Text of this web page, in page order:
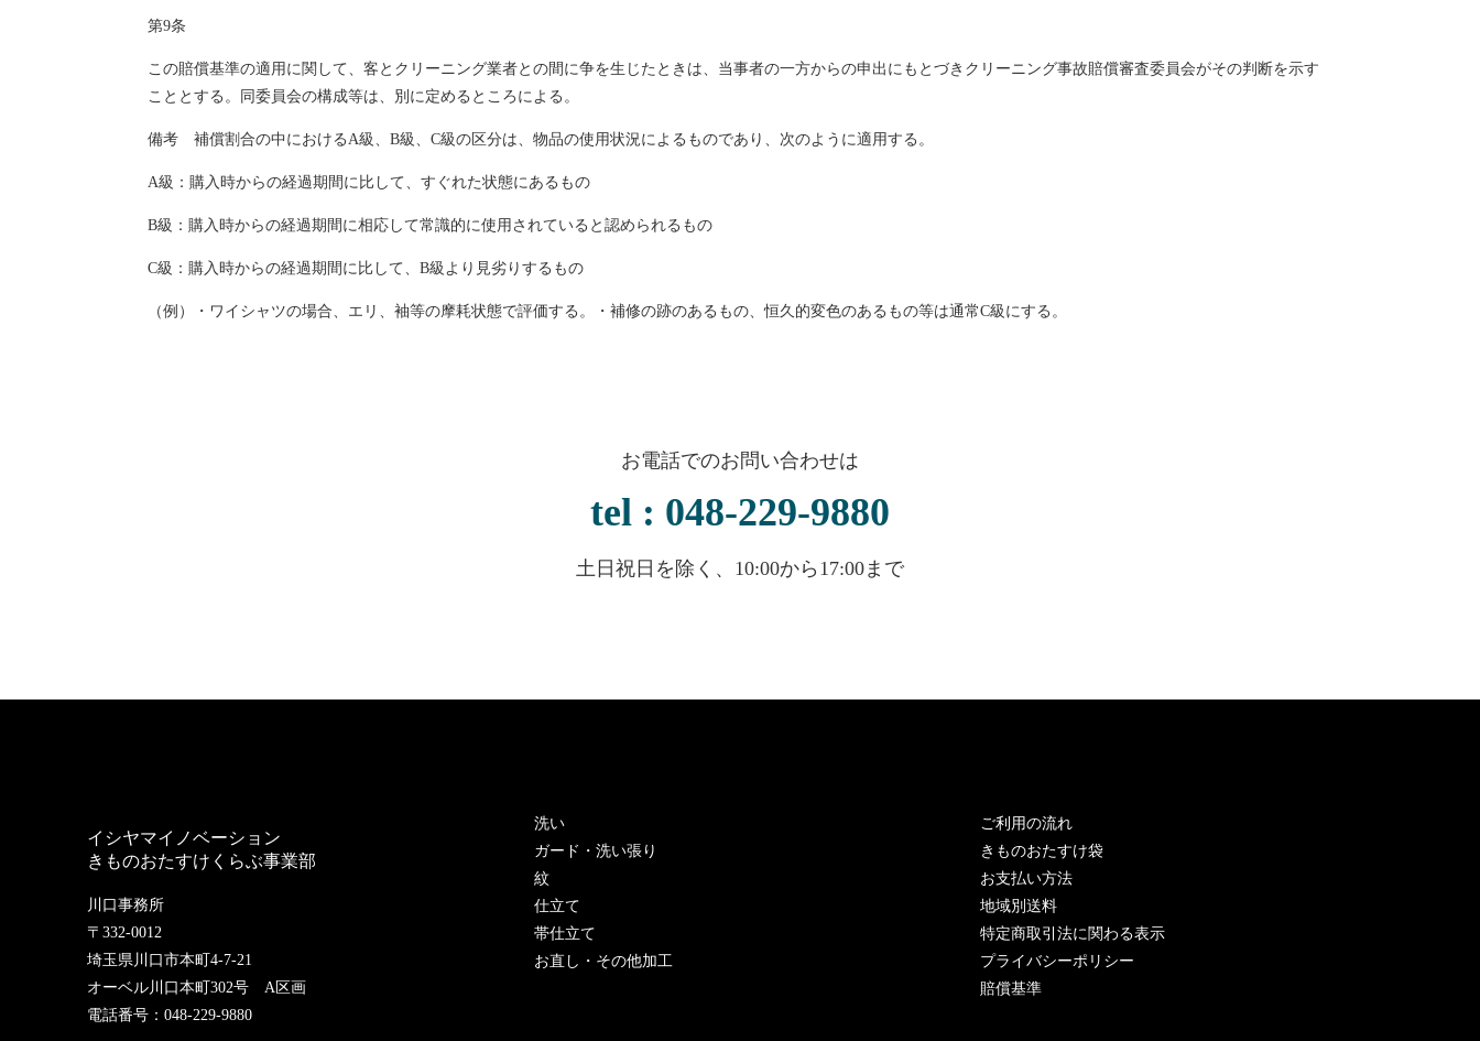
第9条
この賠償基準の適用に関して、客とクリーニング業者との間に争を生じたときは、当事者の一方からの申出にもとづきクリーニング事故賠償審査委員会がその判断を示す
こととする。同委員会の構成等は、別に定めるところによる。
備考 補償割合の中におけるA級、B級、C級の区分は、物品の使用状況によるものであり、次のように適用する。
A級：購入時からの経過期間に比して、すぐれた状態にあるもの
B級：購入時からの経過期間に相応して常識的に使用されていると認められるもの
C級：購入時からの経過期間に比して、B級より見劣りするもの
（例）・ワイシャツの場合、エリ、袖等の摩耗状態で評価する。・補修の跡のあるもの、恒久的変色のあるもの等は通常C級にする。
お電話でのお問い合わせは
tel : 048-229-9880
土日祝日を除く、10:00から17:00まで
イシヤマイノベーション
きものおたすけくらぶ事業部
川口事務所
〒332-0012
埼玉県川口市本町4-7-21
オーベル川口本町302号 A区画
電話番号：048-229-9880
洗い
ガード・洗い張り
紋
仕立て
帯仕立て
お直し・その他加工
ご利用の流れ
きものおたすけ袋
お支払い方法
地域別送料
特定商取引法に関わる表示
プライバシーポリシー
賠償基準